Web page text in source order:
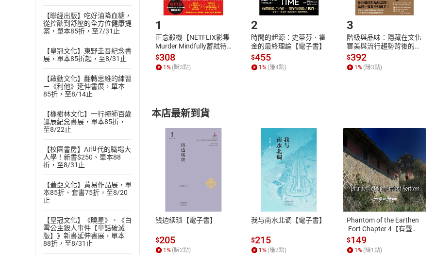
【聯經出版】吃好油降血糖，
從控醣到舒壓的全方位健康提
案，單本85折，至7/31止
【皇冠文化】東野圭吾紀念書
展，單本85折起，至8/31止
【啟動文化】翻轉思維的練習
－《利他》延伸書展，單本
85折，至8/14止
【橡樹林文化】一行禪師百歲
誕辰紀念書展，單本85折，
至8/22止
【校園書房】AI世代的職場大
人學！新書$250、單本88
折，至8/31止
【蓋亞文化】黃易作品展，單
本85折、套書75折，至8/20
止
【皇冠文化】《曉星》、《白
雪公主殺人事件【童話破滅
版】》新書延伸書展，單本
88折，至8/31止
Step1.選擇閱讀載具 Step2.登入
付款方式
ATM轉帳、信用卡、LINE PAY、AFTEE
退換貨規範
本店是否提供消費者保護法七日猶
之權利，遽消費者保護法及通訊交
除權合理例外情事適用準則，依商
質各有不同規定。詳細退換貨說明
照各商品說明。
1
正念殺機【NETFLIX影集
Murder Mindfully蓄弒待
發】【電子書】
$308
1 % (賺3點)
2
時間的起源：史蒂芬．霍
金的最終理論【電子書】
$455
1 % (賺4點)
3
階級與品味：隱藏在文化
審美與流行趨勢背後的地
位渴望【電子書】
$392
1 % (賺3點)
本店最新到貨
钱边续琐【電子書】
$205
1 % (賺2點)
我与南水北调【電子書】
$215
1 % (賺2點)
Phantom of the Earthen
Fort Chapter 4【有聲
書】
$149
1 % (賺1 點)